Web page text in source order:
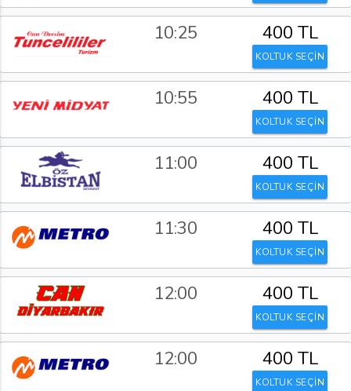
10:25 400 TL
KOLTUK SEÇİN
10:55 400 TL
KOLTUK SEÇİN
11:00 400 TL
KOLTUK SEÇİN
11:30 400 TL
KOLTUK SEÇİN
12:00 400 TL
KOLTUK SEÇİN
12:00 400 TL
KOLTUK SEÇİN